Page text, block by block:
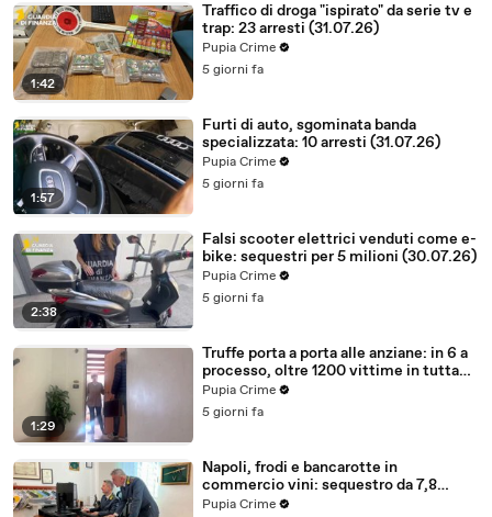
1:42
Traffico di droga "ispirato" da serie tv e
trap: 23 arresti (31.07.26)
Pupia Crime
5 giorni fa
1:57
Furti di auto, sgominata banda
specializzata: 10 arresti (31.07.26)
Pupia Crime
5 giorni fa
2:38
Falsi scooter elettrici venduti come e-
bike: sequestri per 5 milioni (30.07.26)
Pupia Crime
5 giorni fa
1:29
Truffe porta a porta alle anziane: in 6 a
processo, oltre 1200 vittime in tutta
Italia (30.07.26)
Pupia Crime
5 giorni fa
Napoli, frodi e bancarotte in
commercio vini: sequestro da 7,8
milioni (30.07.26)
Pupia Crime